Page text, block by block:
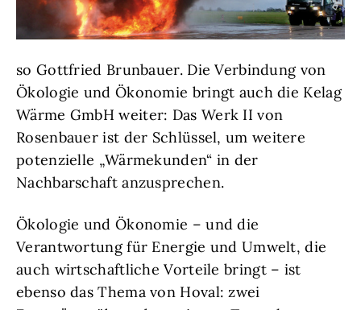
so Gottfried Brunbauer. Die Verbindung von
Ökologie und Ökonomie bringt auch die Kelag
Wärme GmbH weiter: Das Werk II von
Rosenbauer ist der Schlüssel, um weitere
potenzielle „Wärmekunden“ in der
Nachbarschaft anzusprechen.
Ökologie und Ökonomie – und die
Verantwortung für Energie und Umwelt, die
auch wirtschaftliche Vorteile bringt – ist
ebenso das Thema von Hoval: zwei